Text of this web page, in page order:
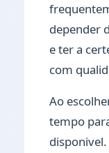
depender
e ter a
com
Ao
tempo